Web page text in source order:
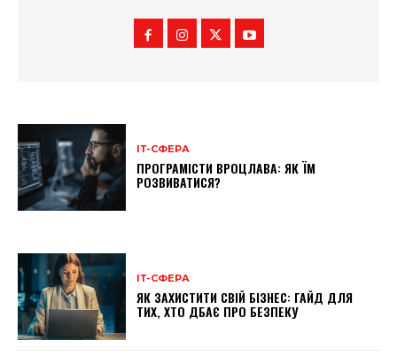
ІТ-СФЕРА
ПРОГРАМІСТИ ВРОЦЛАВА: ЯК ЇМ
РОЗВИВАТИСЯ?
ІТ-СФЕРА
ЯК ЗАХИСТИТИ СВІЙ БІЗНЕС: ГАЙД ДЛЯ
ТИХ, ХТО ДБАЄ ПРО БЕЗПЕКУ